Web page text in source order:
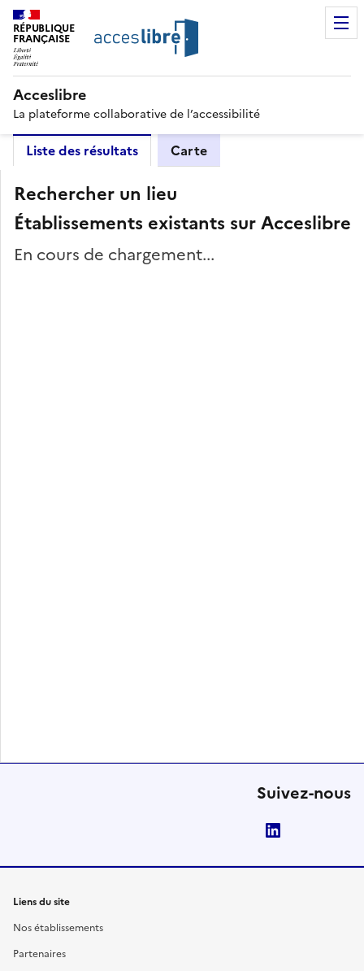
RÉPUBLIQUE
FRANÇAISE
Acceslibre
La plateforme collaborative de l’accessibilité
Liste des résultats Carte
Rechercher un lieu
Établissements existants sur Acceslibre
En cours de chargement...
Suivez-nous
Liens du site
Nos établissements
Partenaires